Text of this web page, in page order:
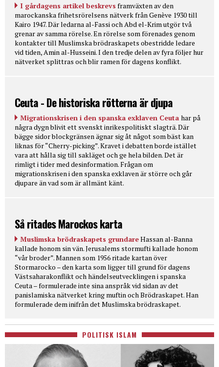
I gårdagens artikel beskrevs framväxten av den
marockanska frihetsrörelsens nätverk från Genève 1930 till
Kairo 1947. Där ledarna al-Fassi och Abd el-Krim utgör två
grenar av samma rörelse. En rörelse som förenades genom
kontakter till Muslimska brödraskapets obestridde ledare
vid tiden, Amin al-Husseini. I den tredje delen av fyra följer hur
nätverket splittras och blir ramen för dagens konflikt.
Ceuta - De historiska rötterna är djupa
Migrationskrisen i den spanska exklaven Ceuta har på
några dygn blivit ett svenskt inrikespolitiskt slagträ. Där
bägge sidor blockgränsen ägnar sig åt något som bäst kan
liknas för “Cherry-picking”. Kravet i debatten borde istället
vara att hålla sig till sakläget och ge hela bilden. Det är
rimligt i tider med desinformation. Frågan om
migrationskrisen i den spanska exklaven är större och går
djupare än vad som är allmänt känt.
Så ritades Marockos karta
Muslimska brödraskapets grundareHassan al-Banna
kallade honom sin vän. Jerusalems stormufti kallade honom
“vår broder”. Mannen som 1956 ritade kartan över
Stormarocko – den karta som ligger till grund för dagens
Västsaharakonflikt och händelseutvecklingen i spanska
Ceuta – formulerade inte sina anspråk vid sidan av det
panislamiska nätverket kring muftin och Brödraskapet. Han
formulerade dem inifrån det Muslimska brödraskapet.
POLITISK ISLAM